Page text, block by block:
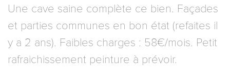
Une cave saine complète ce bien. Façades
et parties communes en bon état (refaites il
y a 2 ans). Faibles charges : 58€/mois. Petit
rafraichissement peinture à prévoir.